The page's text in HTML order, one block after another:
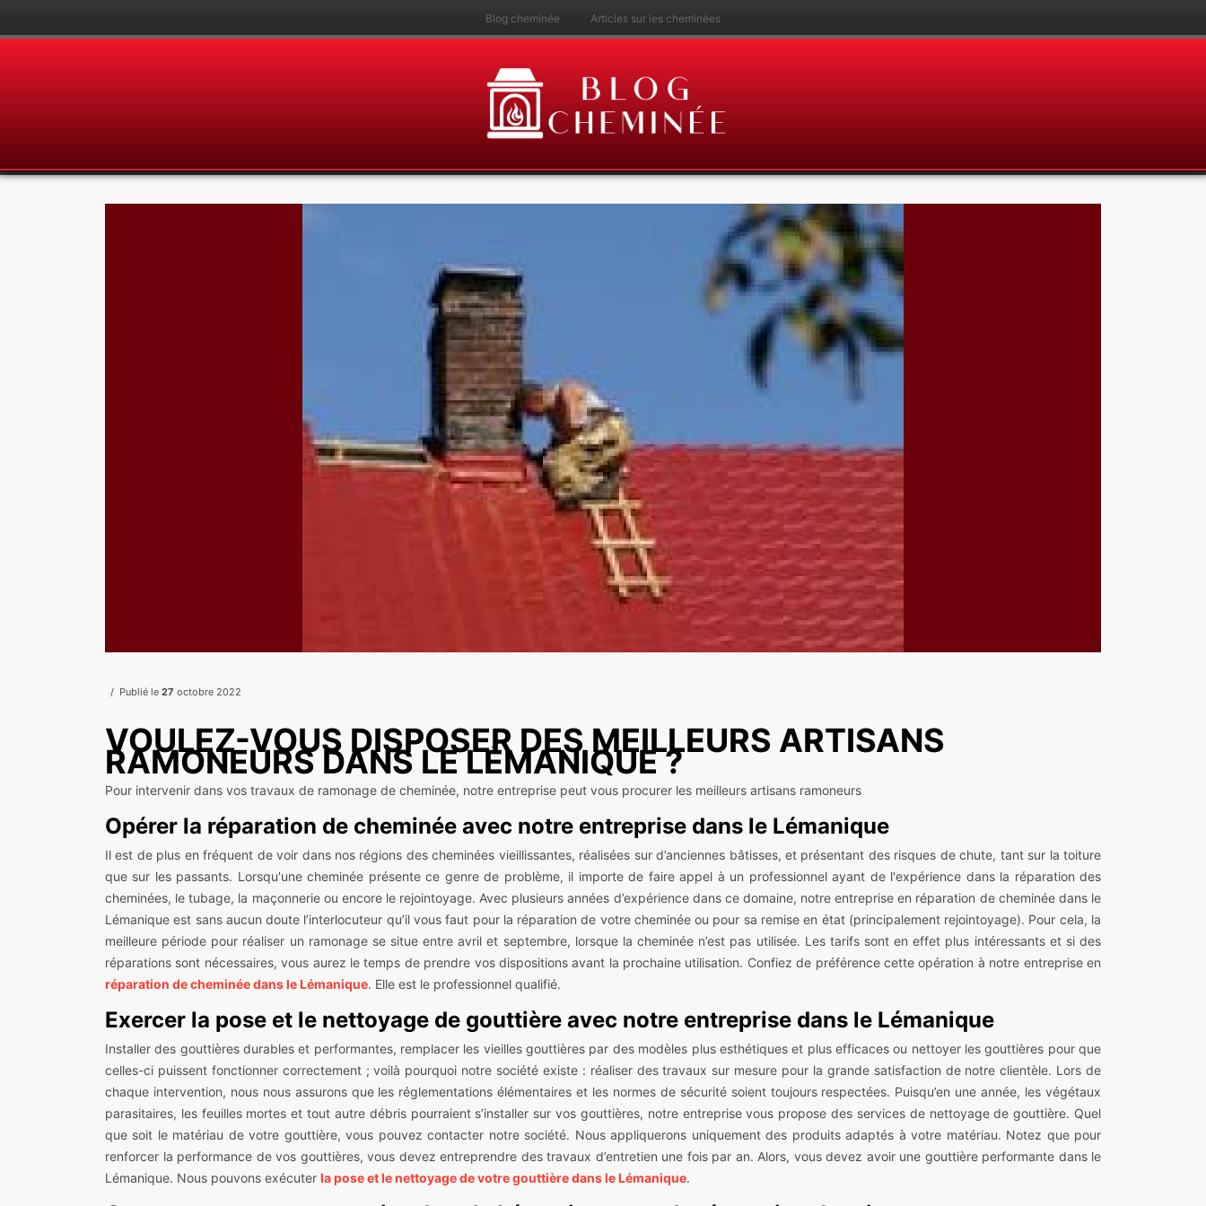
Blog cheminée Articles sur les cheminées
Publié le 27 octobre 2022
VOULEZ-VOUS DISPOSER DES MEILLEURS ARTISANS
RAMONEURS DANS LE LÉMANIQUE ?
Pour intervenir dans vos travaux de ramonage de cheminée, notre entreprise peut vous procurer les meilleurs artisans ramoneurs
Opérer la réparation de cheminée avec notre entreprise dans le Lémanique
Il est de plus en fréquent de voir dans nos régions des cheminées vieillissantes, réalisées sur d’anciennes bâtisses, et présentant des risques de chute, tant sur la toiture
que sur les passants. Lorsqu'une cheminée présente ce genre de problème, il importe de faire appel à un professionnel ayant de l'expérience dans la réparation des
cheminées, le tubage, la maçonnerie ou encore le rejointoyage. Avec plusieurs années d’expérience dans ce domaine, notre entreprise en réparation de cheminée dans le
Lémanique est sans aucun doute l’interlocuteur qu’il vous faut pour la réparation de votre cheminée ou pour sa remise en état (principalement rejointoyage). Pour cela, la
meilleure période pour réaliser un ramonage se situe entre avril et septembre, lorsque la cheminée n’est pas utilisée. Les tarifs sont en effet plus intéressants et si des
réparations sont nécessaires, vous aurez le temps de prendre vos dispositions avant la prochaine utilisation. Confiez de préférence cette opération à notre entreprise en
réparation de cheminée dans le Lémanique. Elle est le professionnel qualifié.
Exercer la pose et le nettoyage de gouttière avec notre entreprise dans le Lémanique
Installer des gouttières durables et performantes, remplacer les vieilles gouttières par des modèles plus esthétiques et plus efficaces ou nettoyer les gouttières pour que
celles-ci puissent fonctionner correctement ; voilà pourquoi notre société existe : réaliser des travaux sur mesure pour la grande satisfaction de notre clientèle. Lors de
chaque intervention, nous nous assurons que les réglementations élémentaires et les normes de sécurité soient toujours respectées. Puisqu’en une année, les végétaux
parasitaires, les feuilles mortes et tout autre débris pourraient s’installer sur vos gouttières, notre entreprise vous propose des services de nettoyage de gouttière. Quel
que soit le matériau de votre gouttière, vous pouvez contacter notre société. Nous appliquerons uniquement des produits adaptés à votre matériau. Notez que pour
renforcer la performance de vos gouttières, vous devez entreprendre des travaux d’entretien une fois par an. Alors, vous devez avoir une gouttière performante dans le
Lémanique. Nous pouvons exécuter la pose et le nettoyage de votre gouttière dans le Lémanique.